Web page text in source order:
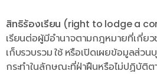
สิทธิร้องเรียน (right to lodge a
เรียนต่อผู้มีอำนาจตามกฎหมายที่เกี่ย
เก็บรวบรวม ใช้ หรือเปิดเผยข้อมูลส่ว
กระทำในลักษณะที่ฝ่าฝืนหรือไม่ปฏิบัติ